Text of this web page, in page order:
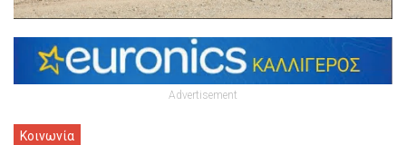
Advertisement
Κοινωνία